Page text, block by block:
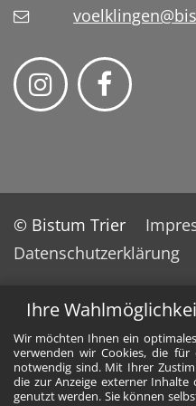
Ihre
Wir möchten Ihnen ein
verwenden wir Cookies, die für
notwendig sind. Mit Ihrer
die zur Anzeige externer Inhalte
genutzt werden. Sie können
© Bistum Trier
Datenschutzerklärung